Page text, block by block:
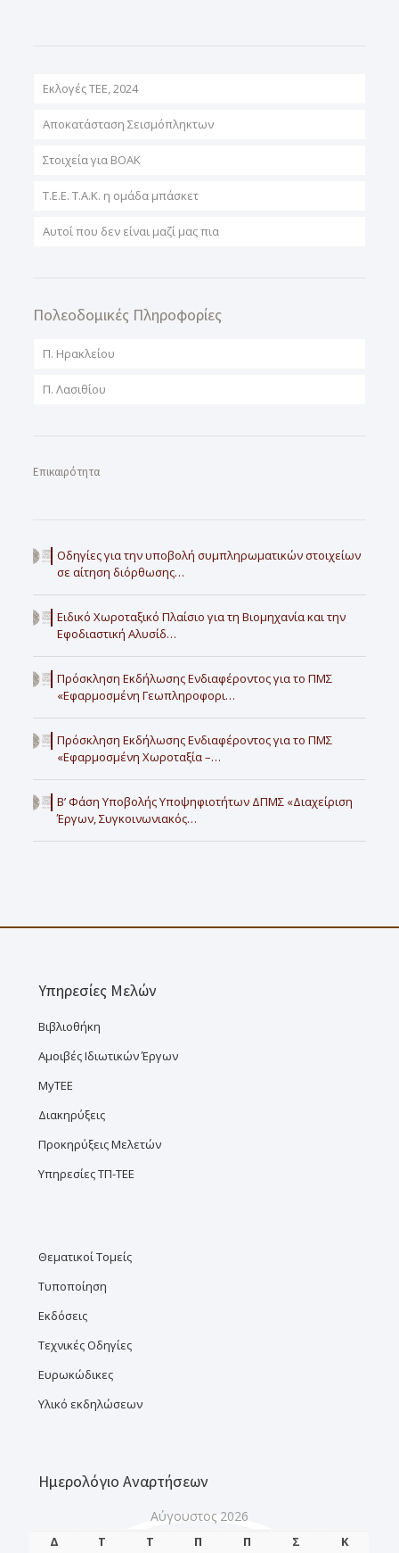
Εκλογές ΤΕΕ, 2024
Αποκατάσταση Σεισμόπληκτων
Στοιχεία για ΒΟΑΚ
T.E.E. T.A.K. η ομάδα μπάσκετ
Αυτοί που δεν είναι μαζί μας πια
Πολεοδομικές Πληροφορίες
Π. Ηρακλείου
Π. Λασιθίου
Επικαιρότητα
Οδηγίες για την υποβολή συμπληρωματικών στοιχείων
σε αίτηση διόρθωσης…
Ειδικό Χωροταξικό Πλαίσιο για τη Βιομηχανία και την
Εφοδιαστική Αλυσίδ…
Πρόσκληση Εκδήλωσης Ενδιαφέροντος για το ΠΜΣ
«Εφαρμοσμένη Γεωπληροφορι…
Πρόσκληση Εκδήλωσης Ενδιαφέροντος για το ΠΜΣ
«Εφαρμοσμένη Χωροταξία –…
Β’ Φάση Υποβολής Υποψηφιοτήτων ΔΠΜΣ «Διαχείριση
Έργων, Συγκοινωνιακός…
Υπηρεσίες Μελών
Βιβλιοθήκη
Αμοιβές Ιδιωτικών Έργων
MyTEE
Διακηρύξεις
Προκηρύξεις Μελετών
Υπηρεσίες ΤΠ-ΤΕΕ
Θεματικοί Τομείς
Τυποποίηση
Εκδόσεις
Τεχνικές Οδηγίες
Ευρωκώδικες
Υλικό εκδηλώσεων
Ημερολόγιο Αναρτήσεων
Αύγουστος 2026
Δ Τ Τ Π Π Σ Κ